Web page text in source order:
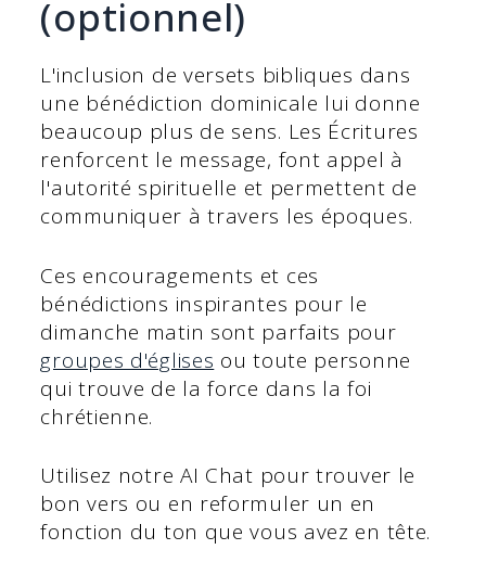
(optionnel)
L'inclusion de versets bibliques dans
une bénédiction dominicale lui donne
beaucoup plus de sens. Les Écritures
renforcent le message, font appel à
l'autorité spirituelle et permettent de
communiquer à travers les époques.
Ces encouragements et ces
bénédictions inspirantes pour le
dimanche matin sont parfaits pour
groupes d'églises ou toute personne
qui trouve de la force dans la foi
chrétienne.
Utilisez notre AI Chat pour trouver le
bon vers ou en reformuler un en
fonction du ton que vous avez en tête.